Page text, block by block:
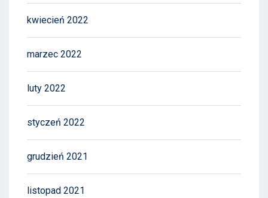
kwiecień 2022
marzec 2022
luty 2022
styczeń 2022
grudzień 2021
listopad 2021